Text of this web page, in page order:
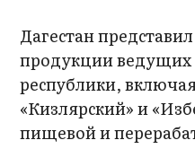
Дагестан
продукции
республики,
«Кизлярский» и
пищевой и